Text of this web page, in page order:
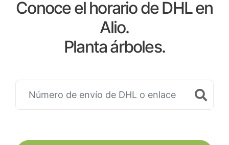
Conoce el horario de DHL en
Alio.
Planta árboles.